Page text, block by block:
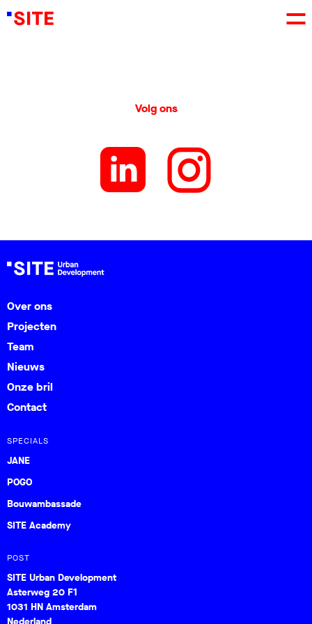
Volg ons
Over ons
Projecten
Team
Nieuws
Onze bril
Contact
SPECIALS
JANE
POGO
Bouwambassade
SITE Academy
POST
SITE Urban Development
Asterweg 20 F1
1031 HN Amsterdam